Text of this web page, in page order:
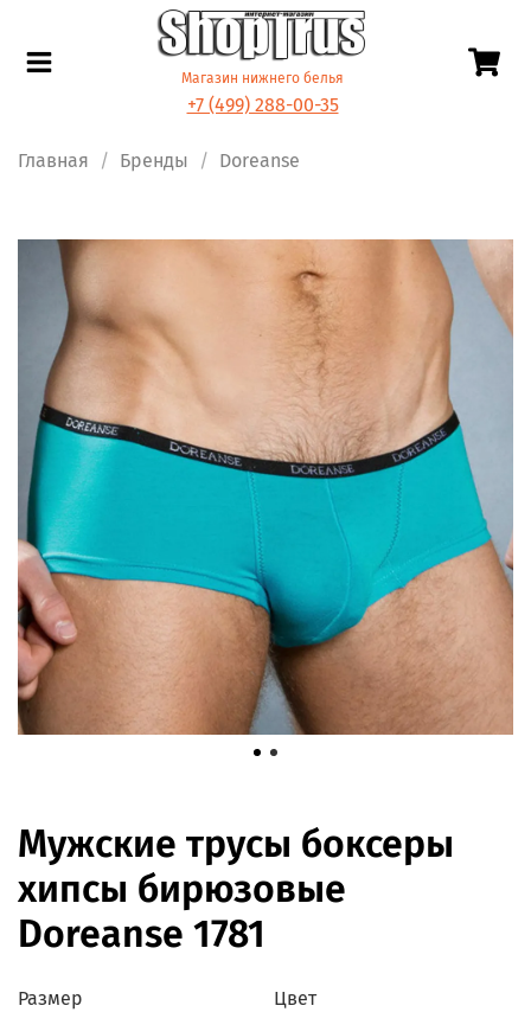
Магазин нижнего белья
+7 (499) 288-00-35
Главная Бренды Doreanse
Мужские трусы боксеры
хипсы бирюзовые
Doreanse 1781
Размер Цвет